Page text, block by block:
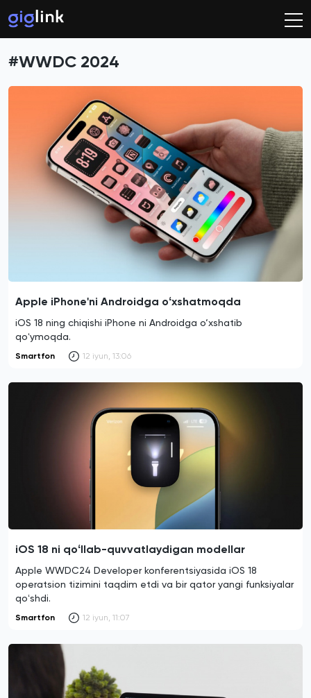
#WWDC 2024
Apple iPhone'ni Androidga oʻxshatmoqda
iOS 18 ning chiqishi iPhone ni Androidga o‘xshatib
qoʻymoqda.
Smartfon 12 iyun, 13:06
iOS 18 ni qoʻllab-quvvatlaydigan modellar
Apple WWDC24 Developer konferentsiyasida iOS 18
operatsion tizimini taqdim etdi va bir qator yangi funksiyalar
qoʻshdi.
Smartfon 12 iyun, 11:07